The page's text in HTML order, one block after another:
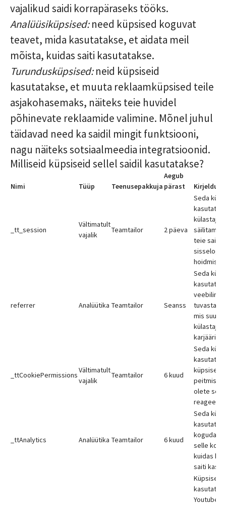
vajalikud saidi korrapäraseks tööks.
Analüüsiküpsised:need küpsised koguvat
teavet, mida kasutatakse, et aidata meil
mõista, kuidas saiti kasutatakse.
Turundusküpsised:neid küpsiseid
kasutatakse, et muuta reklaamküpsised teile
asjakohasemaks, näiteks teie huvidel
põhinevate reklaamide valimine. Mõnel juhul
täidavad need ka saidil mingit funktsiooni,
nagu näiteks sotsiaalmeedia integratsioonid.
Milliseid küpsiseid sellel saidil kasutatakse?
Nimi Tüüp Teenusepakkuja
Aegub
pärast
Kirjeldus
_tt_session
Vältimatult
vajalik
Teamtailor 2 päeva
Seda
teie saidil
referrer Analüütika Teamtailor Seanss
Seda
veebilingi
mis
külastajad
_ttCookiePermissions
Vältimatult
vajalik
Teamtailor 6 kuud
Seda
olete
_ttAnalytics Analüütika Teamtailor 6 kuud
Seda
koguda
selle
kuidas
saiti
Küpsised,